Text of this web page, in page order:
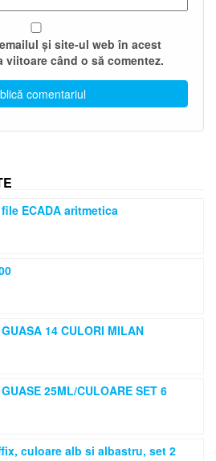
și site-ul web în acest
viitoare când o să comentez.
ECADA aritmetica
14 CULORI MILAN
25ML/CULOARE SET 6
culoare alb si albastru, set 2